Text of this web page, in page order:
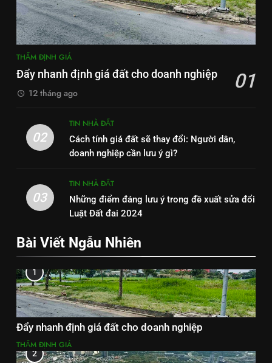
THẨM ĐỊNH GIÁ
Đẩy nhanh định giá đất cho doanh nghiệp 01
12 tháng ago
02
TIN NHÀ ĐẤT
Cách tính giá đất sẽ thay đổi: Người dân,
doanh nghiệp cần lưu ý gì?
03
TIN NHÀ ĐẤT
Những điểm đáng lưu ý trong đề xuất sửa đổi
Luật Đất đai 2024
Bài Viết Ngẫu Nhiên
1
Đẩy nhanh định giá đất cho doanh nghiệp
THẨM ĐỊNH GIÁ
2